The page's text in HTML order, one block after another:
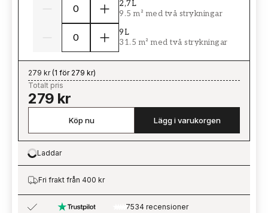
2,7L
9.5 m² med två strykningar
9L
31.5 m² med två strykningar
279 kr(1 för 279 kr)
Totalt pris
279 kr
Köp nu Lägg i varukorgen
Loading…
Laddar
Fri frakt från 400 kr
7534 recensioner